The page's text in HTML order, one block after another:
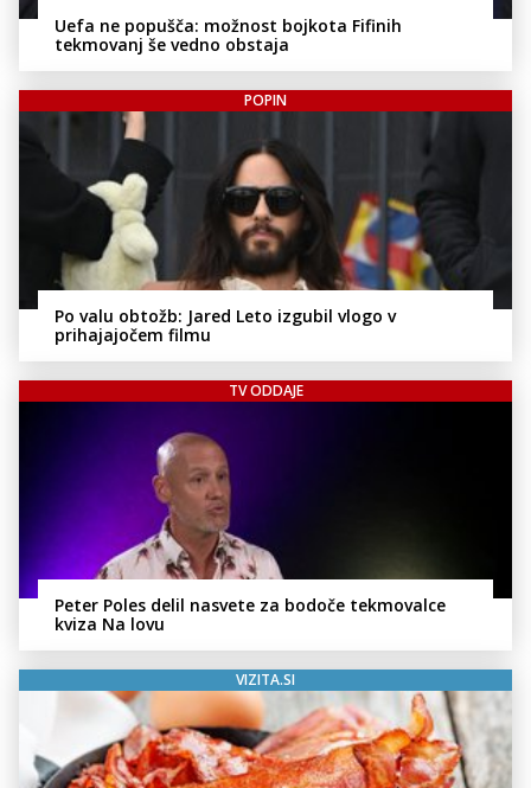
Uefa ne popušča: možnost bojkota Fifinih
tekmovanj še vedno obstaja
POPIN
Po valu obtožb: Jared Leto izgubil vlogo v
prihajajočem filmu
TV ODDAJE
Peter Poles delil nasvete za bodoče tekmovalce
kviza Na lovu
VIZITA.SI